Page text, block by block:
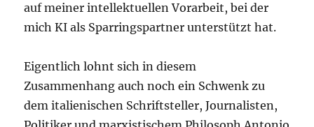
auf meiner intellektuellen Vorarbeit, bei der
mich KI als Sparringspartner unterstützt hat.
Eigentlich lohnt sich in diesem
Zusammenhang auch noch ein Schwenk zu
dem italienischen Schriftsteller, Journalisten,